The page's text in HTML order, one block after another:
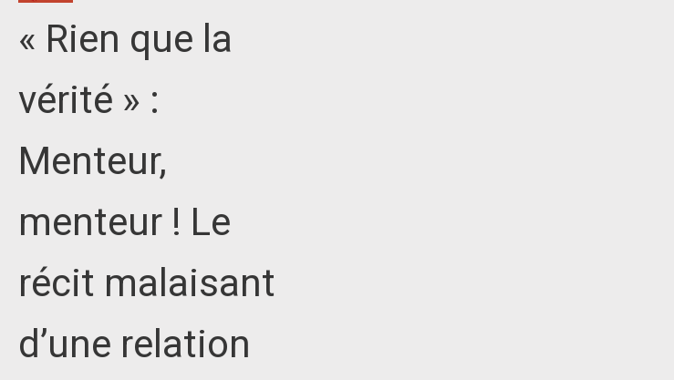
« Rien que la
vérité » :
Menteur,
menteur ! Le
récit malaisant
d’une relation